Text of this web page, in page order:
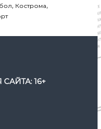
, Кострома,
16+